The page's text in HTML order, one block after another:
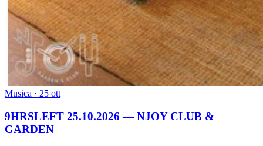
Musica · 25 ott
9HRSLEFT 25.10.2026 — NJOY CLUB &
GARDEN